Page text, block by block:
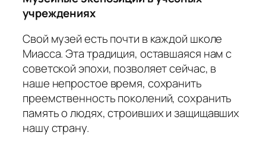
учреждениях
Свой музей есть почти в каждой школе
Миасса. Эта традиция, оставшаяся нам с
советской эпохи, позволяет сейчас, в
наше непростое время, сохранить
преемственность поколений, сохранить
память о людях, строивших и защищавших
нашу страну.